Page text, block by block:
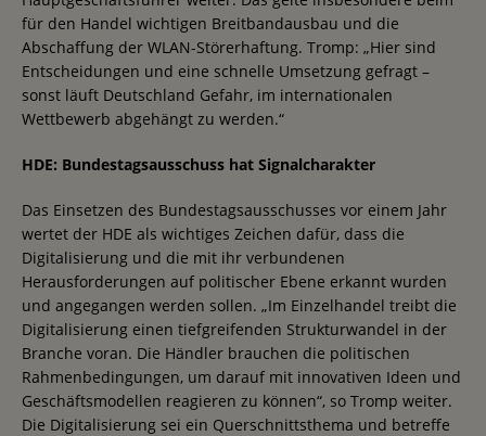
für den Handel wichtigen Breitbandausbau und die
Abschaffung der WLAN-Störerhaftung. Tromp: „Hier sind
Entscheidungen und eine schnelle Umsetzung gefragt –
sonst läuft Deutschland Gefahr, im internationalen
Wettbewerb abgehängt zu werden.“
HDE: Bundestagsausschuss hat Signalcharakter
Das Einsetzen des Bundestagsausschusses vor einem Jahr
wertet der HDE als wichtiges Zeichen dafür, dass die
Digitalisierung und die mit ihr verbundenen
Herausforderungen auf politischer Ebene erkannt wurden
und angegangen werden sollen. „Im Einzelhandel treibt die
Digitalisierung einen tiefgreifenden Strukturwandel in der
Branche voran. Die Händler brauchen die politischen
Rahmenbedingungen, um darauf mit innovativen Ideen und
Geschäftsmodellen reagieren zu können“, so Tromp weiter.
Die Digitalisierung sei ein Querschnittsthema und betreffe